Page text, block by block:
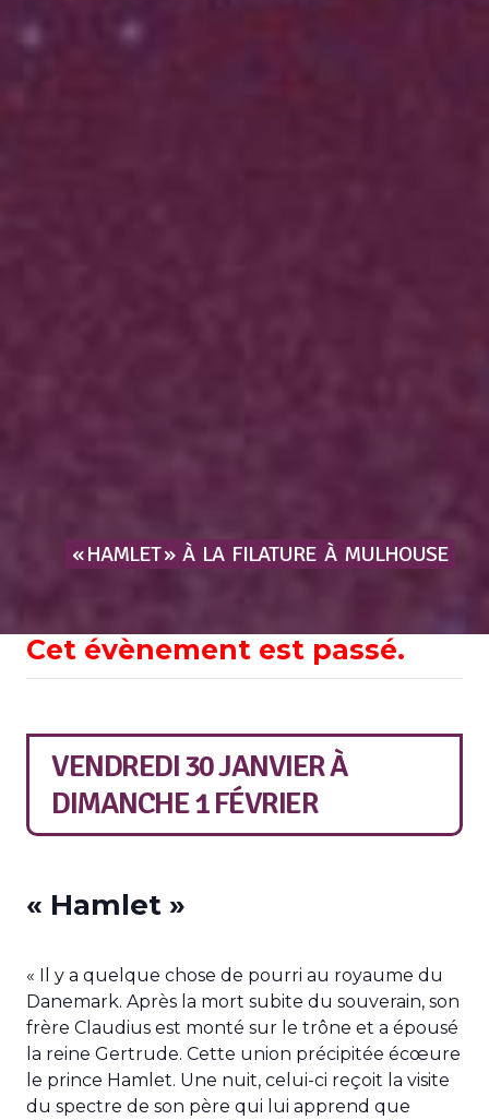
« HAMLET » À LA FILATURE À MULHOUSE
Cet évènement est passé.
VENDREDI 30 JANVIERÀ
DIMANCHE 1 FÉVRIER
« Hamlet »
« Il y a quelque chose de pourri au royaume du
Danemark. Après la mort subite du souverain, son
frère Claudius est monté sur le trône et a épousé
la reine Gertrude. Cette union précipitée écœure
le prince Hamlet. Une nuit, celui-ci reçoit la visite
du spectre de son père qui lui apprend que